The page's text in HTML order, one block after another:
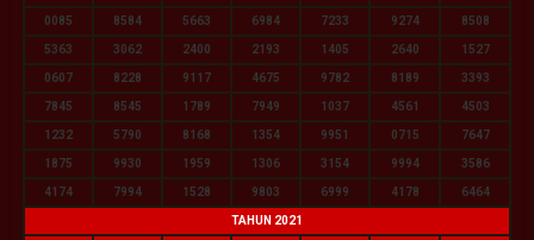
0085 8584 5663 6984 7233 9274 8508
5363 3062 2400 2193 1405 2640 1527
0607 8228 9117 4675 9782 8189 3393
7845 8545 1789 7949 1037 4561 4503
1232 5790 8168 1354 9951 0715 7647
1875 9930 1959 1306 3154 9994 3586
4174 7994 1528 9803 6999 4178 6464
TAHUN 2021